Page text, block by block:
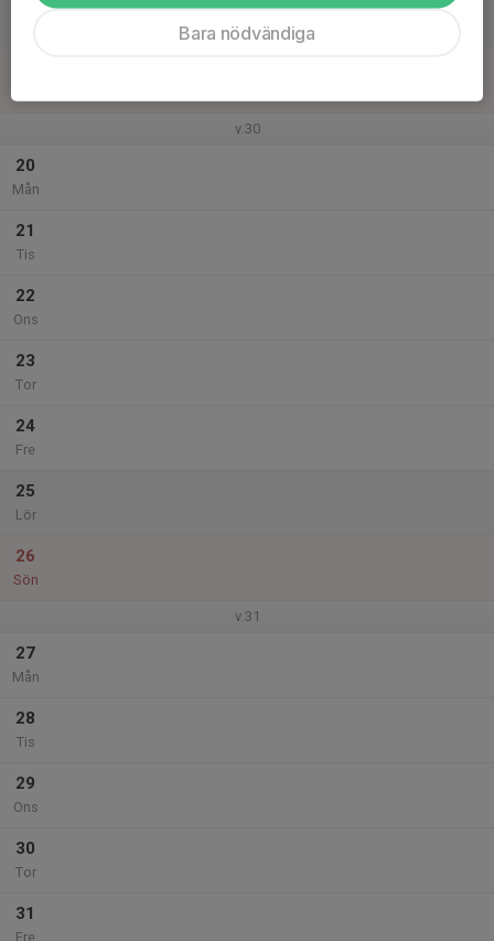
v.30
20
Mån
21
Tis
22
Ons
23
Tor
24
Fre
25
Lör
26
Sön
v.31
27
Mån
28
Tis
29
Ons
30
Tor
31
Fre
Bara nödvändiga